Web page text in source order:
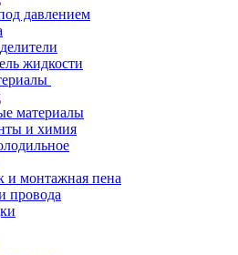
давлением
жидкости
материалы
и химия
и монтажная пена
провода